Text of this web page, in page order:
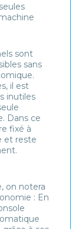
sont
sans
il est
inutiles
Dans ce
fixé à
et reste
on notera
: En